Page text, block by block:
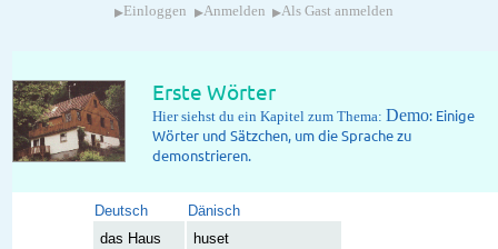
▸ Einloggen ▸Anmelden ▸Als Gast anmelden
Erste Wörter
Hier siehst du ein Kapitel zum Thema: Demo: Einige
Wörter und Sätzchen, um die Sprache zu
demonstrieren.
Deutsch
Dänisch
das Haus
huset